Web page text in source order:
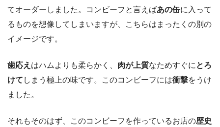
てオーダーしました。コンビーフと言えばあの缶に入って
るものを想像してしまいますが、こちらはまったくの別の
イメージです。
歯応え はハムよりも柔らかく、 肉が上質なためすぐに とろ
けて しまう極上の味です。このコンビーフには衝撃をうけ
ました。
それもそのはず、このコンビーフを作っているお店の歴史